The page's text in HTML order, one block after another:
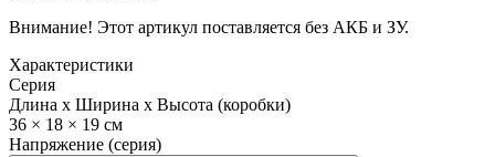
Внимание! Этот артикул поставляется без АКБ и ЗУ.
Характеристики
Серия
Длина x Ширина x Высота (коробки)
36 × 18 × 19 см
Напряжение (серия)